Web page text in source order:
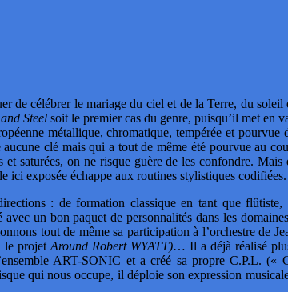
de célébrer le mariage du ciel et de la Terre, du
Steel soit le premier cas du genre, puisqu’il met en
métallique, chromatique, tempérée et
clé mais qui a tout de même été pourvue au
saturées, on ne risque guère de les confondre.
ici exposée échappe aux routines stylistiques codifiées.
: de formation classique en tant que flûtiste,
un bon paquet de personnalités dans les
tout de même sa participation à l’orchestre de
le projet Around Robert WYATT)… Il a déjà réalisé
ART-SONIC et a créé sa propre C.P.L. («
qui nous occupe, il déploie son expression